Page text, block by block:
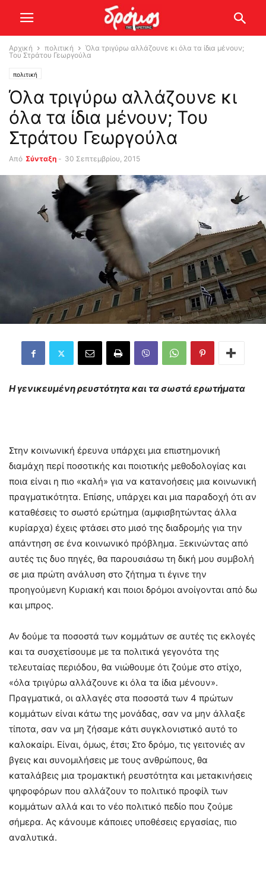
Αρχική πολιτική
Όλα τριγύρω αλλάζουνε κι όλα τα ίδια μένουν;
Του Στράτου Γεωργούλα
πολιτική
Όλα τριγύρω αλλάζουνε κι
όλα τα ίδια μένουν; Του
Στράτου Γεωργούλα
Από Σύνταξη - 30 Σεπτεμβρίου, 2015
Η γενικευμένη ρευστότητα και τα σωστά ερωτήματα
Στην κοινωνική έρευνα υπάρχει μια επιστημονική
διαμάχη περί ποσοτικής και ποιοτικής μεθοδολογίας και
ποια είναι η πιο «καλή» για να κατανοήσεις μια κοινωνική
πραγματικότητα. Επίσης, υπάρχει και μια παραδοχή ότι αν
καταθέσεις το σωστό ερώτημα (αμφισβητώντας άλλα
κυρίαρχα) έχεις φτάσει στο μισό της διαδρομής για την
απάντηση σε ένα κοινωνικό πρόβλημα. Ξεκινώντας από
αυτές τις δυο πηγές, θα παρουσιάσω τη δική μου συμβολή
σε μια πρώτη ανάλυση στο ζήτημα τι έγινε την
προηγούμενη Κυριακή και ποιοι δρόμοι ανοίγονται από δω
και μπρος.
Αν δούμε τα ποσοστά των κομμάτων σε αυτές τις εκλογές
και τα συσχετίσουμε με τα πολιτικά γεγονότα της
τελευταίας περιόδου, θα νιώθουμε ότι ζούμε στο στίχο,
«όλα τριγύρω αλλάζουνε κι όλα τα ίδια μένουν».
Πραγματικά, οι αλλαγές στα ποσοστά των 4 πρώτων
κομμάτων είναι κάτω της μονάδας, σαν να μην άλλαξε
τίποτα, σαν να μη ζήσαμε κάτι συγκλονιστικό αυτό το
καλοκαίρι. Είναι, όμως, έτσι; Στο δρόμο, τις γειτονιές αν
βγεις και συνομιλήσεις με τους ανθρώπους, θα
καταλάβεις μια τρομακτική ρευστότητα και μετακινήσεις
ψηφοφόρων που αλλάζουν το πολιτικό προφίλ των
κομμάτων αλλά και το νέο πολιτικό πεδίο που ζούμε
σήμερα. Ας κάνουμε κάποιες υποθέσεις εργασίας, πιο
αναλυτικά.